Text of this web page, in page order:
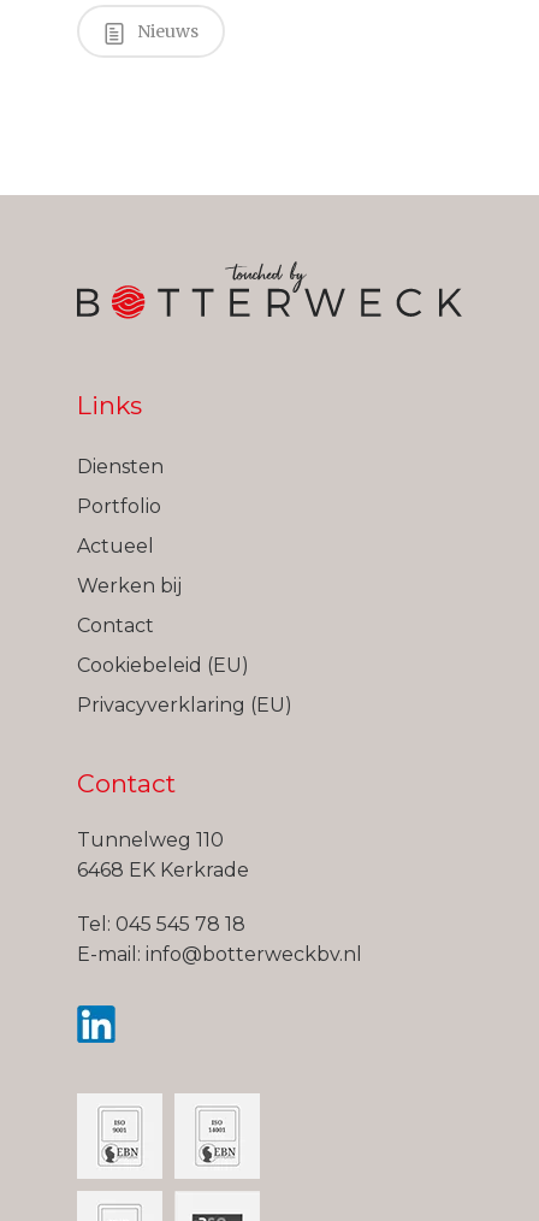
Nieuws
Links
Diensten
Portfolio
Actueel
Werken bij
Contact
Cookiebeleid (EU)
Privacyverklaring (EU)
Contact
Tunnelweg 110
6468 EK Kerkrade
Tel: 045 545 78 18
E-mail: info@botterweckbv.nl